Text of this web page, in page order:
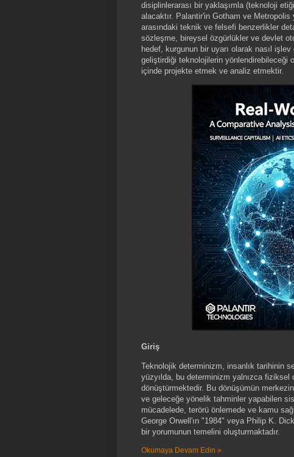
disiplinlerarası bir yaklaşımla (teknoloji
alacaktır. Palantir'in Gotham ve
arasındaki teknik ve felsefi benzerlikler
sözleşme, bireysel özgürlükler ve devlet
hedef, kurgunun bir uyarı olarak nasıl
geliştirdiği teknolojilerin yönlendirebileceği
içinde projekte etmek ve analiz etmektir.
Giriş
Teknolojik determinizm, insanlık tarihinin
yüzyılda, bu determinizm yalnızca
dönüştürmektedir. Bu dönüşümün
ve geleceğe yönelik tahminler yapabilen
mücadelede, terörü önlemede ve kamu
George Orwell'ın "1984" veya Philip K.
bir yorumunun temelini oluşturmaktadır.
Okumaya Devam Edin »